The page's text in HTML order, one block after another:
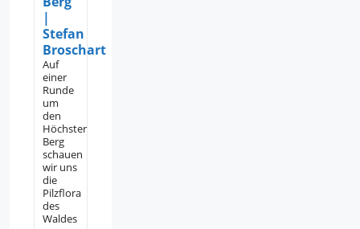
|
Stefan
Broschart
Auf
einer
Runde
um
den
Höchster
Berg
schauen
wir uns
die
Pilzflora
des
Waldes